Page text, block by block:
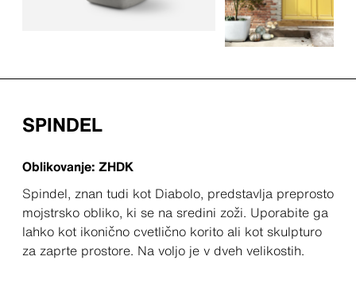
SPINDEL
Oblikovanje: ZHDK
Spindel, znan tudi kot Diabolo, predstavlja preprosto
mojstrsko obliko, ki se na sredini zoži. Uporabite ga
lahko kot ikonično cvetlično korito ali kot skulpturo
za zaprte prostore. Na voljo je v dveh velikostih.